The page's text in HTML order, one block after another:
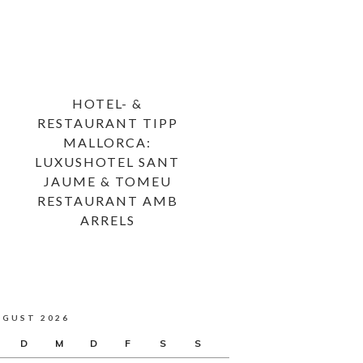
HOTEL- &
RESTAURANT TIPP
MALLORCA:
LUXUSHOTEL SANT
JAUME & TOMEU
RESTAURANT AMB
ARRELS
2026
D M D F S S